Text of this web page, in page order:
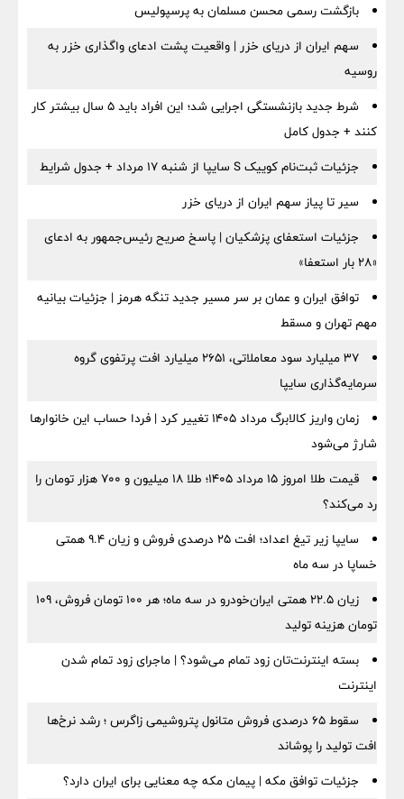
بازگشت رسمی محسن مسلمان به پرسپولیس
سهم ایران از دریای خزر | واقعیت پشت ادعای واگذاری خزر به
روسیه
شرط جدید بازنشستگی اجرایی شد؛ این افراد باید ۵ سال بیشتر کار
کنند + جدول کامل
جزئیات ثبت‌نام کوییک S سایپا از شنبه ۱۷ مرداد + جدول شرایط
سیر تا پیاز سهم ایران از دریای خزر
جزئیات استعفای پزشکیان | پاسخ صریح رئیس‌جمهور به ادعای
«۲۸ بار استعفا»
توافق ایران و عمان بر سر مسیر جدید تنگه هرمز | جزئیات بیانیه
مهم تهران و مسقط
۳۷ میلیارد سود معاملاتی، ۲۶۵۱ میلیارد افت پرتفوی گروه
سرمایه‌گذاری سایپا
زمان واریز کالابرگ مرداد ۱۴۰۵ تغییر کرد | فردا حساب این خانوارها
شارژ می‌شود
قیمت طلا امروز ۱۵ مرداد ۱۴۰۵؛ طلا ۱۸ میلیون و ۷۰۰ هزار تومان را
رد می‌کند؟
سایپا زیر تیغ اعداد؛ افت ۲۵ درصدی فروش و زیان ۹.۴ همتی
خساپا در سه ماه
زیان ۲۲.۵ همتی ایران‌خودرو در سه ماه؛ هر ۱۰۰ تومان فروش، ۱۰۹
تومان هزینه تولید
بسته اینترنت‌تان زود تمام می‌شود؟ | ماجرای زود تمام شدن
اینترنت
سقوط ۶۵ درصدی فروش متانول پتروشیمی زاگرس ؛ رشد نرخ‌ها
افت تولید را پوشاند
جزئیات توافق مکه | پیمان مکه چه معنایی برای ایران دارد؟